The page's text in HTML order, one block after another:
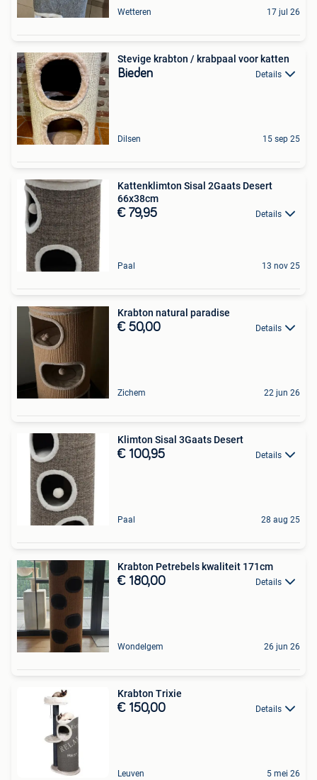
Wetteren 17 jul 26
Stevige krabton / krabpaal voor katten
Bieden Details
Dilsen 15 sep 25
Kattenklimton Sisal 2Gaats Desert
66x38cm
€ 79,95 Details
Paal 13 nov 25
Krabton natural paradise
€ 50,00 Details
Zichem 22 jun 26
Klimton Sisal 3Gaats Desert
€ 100,95 Details
Paal 28 aug 25
Krabton Petrebels kwaliteit 171cm
€ 180,00 Details
Wondelgem 26 jun 26
Krabton Trixie
€ 150,00 Details
Leuven 5 mei 26